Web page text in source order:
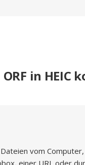
in HEIC
vom
einer URL oder